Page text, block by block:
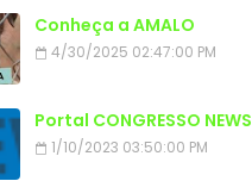
Conheça a AMALO
4/30/2025 02:47:00 PM
Portal CONGRESSO NEWS
1/10/2023 03:50:00 PM